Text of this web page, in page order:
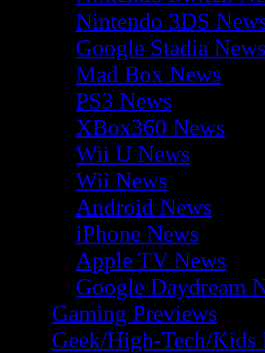
Nintendo 3DS
Google Stadia
Mad Box News
PS3 News
XBox360 News
Wii U News
Wii News
Android News
iPhone News
Apple TV News
Google Daydream
Gaming Previews
Geek/High-Tech/Kids